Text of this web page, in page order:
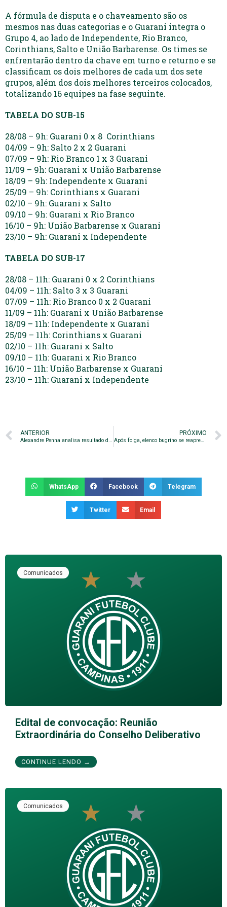
A fórmula de disputa e o chaveamento são os
mesmos nas duas categorias e o Guarani integra o
Grupo 4, ao lado de Independente, Rio Branco,
Corinthians, Salto e União Barbarense. Os times se
enfrentarão dentro da chave em turno e returno e se
classificam os dois melhores de cada um dos sete
grupos, além dos dois melhores terceiros colocados,
totalizando 16 equipes na fase seguinte.
TABELA DO SUB-15
28/08 – 9h: Guarani 0 x 8 Corinthians
04/09 – 9h: Salto 2 x 2 Guarani
07/09 – 9h: Rio Branco 1 x 3 Guarani
11/09 – 9h: Guarani x União Barbarense
18/09 – 9h: Independente x Guarani
25/09 – 9h: Corinthians x Guarani
02/10 – 9h: Guarani x Salto
09/10 – 9h: Guarani x Rio Branco
16/10 – 9h: União Barbarense x Guarani
23/10 – 9h: Guarani x Independente
TABELA DO SUB-17
28/08 – 11h: Guarani 0 x 2 Corinthians
04/09 – 11h: Salto 3 x 3 Guarani
07/09 – 11h: Rio Branco 0 x 2 Guarani
11/09 – 11h: Guarani x União Barbarense
18/09 – 11h: Independente x Guarani
25/09 – 11h: Corinthians x Guarani
02/10 – 11h: Guarani x Salto
09/10 – 11h: Guarani x Rio Branco
16/10 – 11h: União Barbarense x Guarani
23/10 – 11h: Guarani x Independente
ANTERIOR
Alexandre Penna analisa resultado do sub-20: ‘pontuar sempre é bom’
PRÓXIMO
Após folga, elenco bugrino se reapresenta com foco total no Dérbi
WhatsApp Facebook Telegram
Twitter Email
Comunicados
Edital de convocação: Reunião
Extraordinária do Conselho Deliberativo
CONTINUE LENDO →
Comunicados